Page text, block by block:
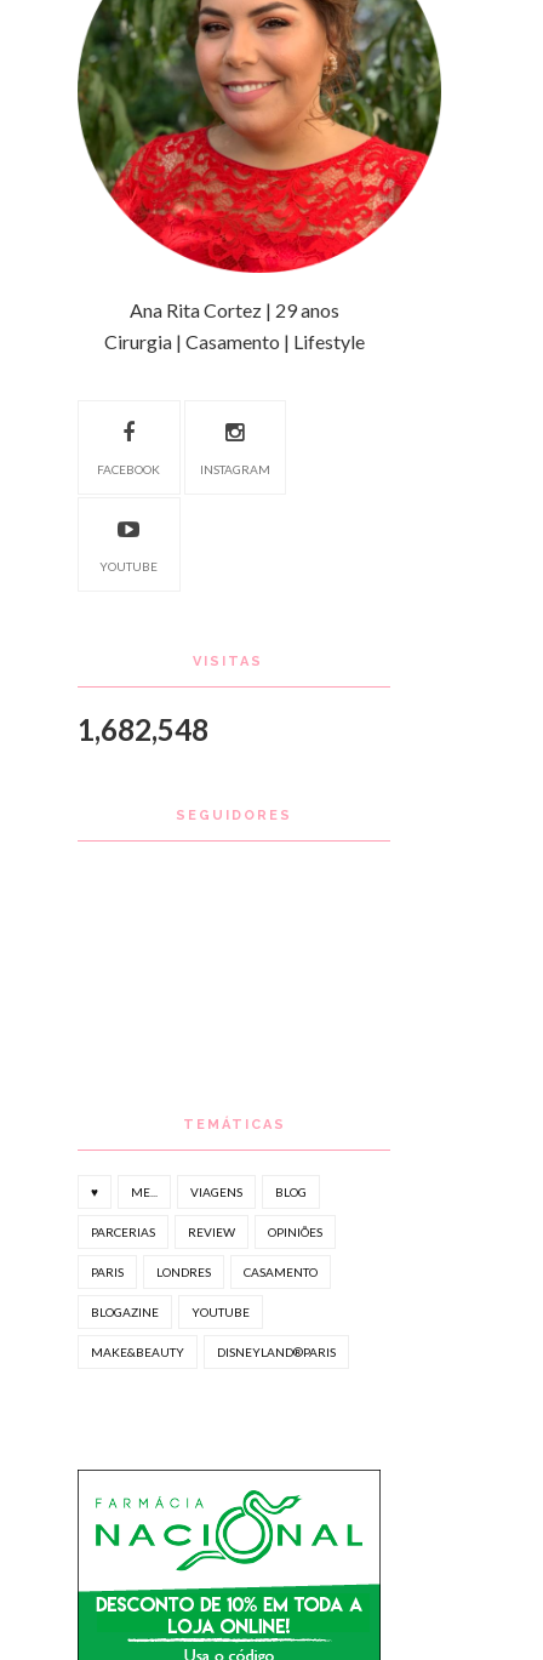
Ana Rita Cortez | 29 anos
Cirurgia | Casamento | Lifestyle
FACEBOOK INSTAGRAM
YOUTUBE
VISITAS
1,682,548
SEGUIDORES
TEMÁTICAS
♥ ME... VIAGENS BLOG
PARCERIAS REVIEW OPINIÕES
PARIS LONDRES CASAMENTO
BLOGAZINE YOUTUBE
MAKE&BEAUTY DISNEYLAND®PARIS